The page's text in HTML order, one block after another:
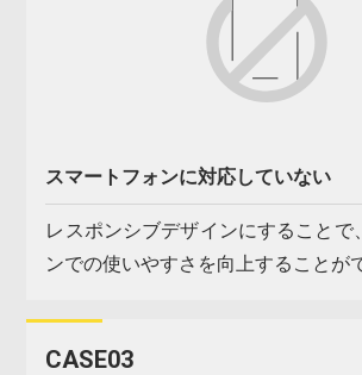
スマートフォンに対応していない
レスポンシブデザインにすることで
ンでの使いやすさを向上することが
CASE03